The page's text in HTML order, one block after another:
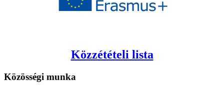
Közzétételi lista
Közösségi munka